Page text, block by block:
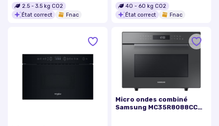
2.5 - 3.5 kg CO2
État correct
Fnac
40 - 60 kg CO2
État correct
Fnac
Micro ondes combiné
Samsung MC35R8088CC